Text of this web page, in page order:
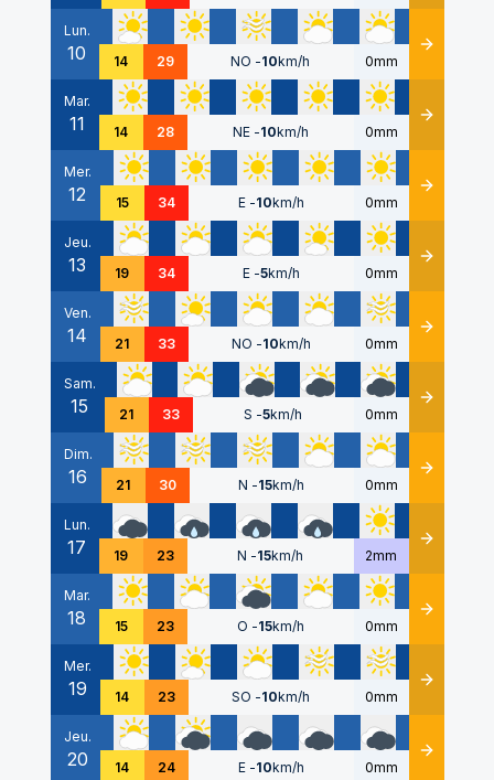
Lun.
10 14 29 NO -10km/h 0mm Détails
Mar.
11 14 28 NE -10km/h 0mm Détails
Mer.
12 15 34 E -10km/h 0mm Détails
Jeu.
13 19 34 E -5km/h 0mm Détails
Ven.
14 21 33 NO -10km/h 0mm Détails
Sam.
15 21 33 S -5km/h 0mm Détails
Dim.
16 21 30 N -15km/h 0mm Détails
Lun.
17 19 23 N -15km/h 2mm Détails
Mar.
18 15 23 O -15km/h 0mm Détails
Mer.
19 14 23 SO -10km/h 0mm Détails
Jeu.
20 14 24 E -10km/h 0mm Détails